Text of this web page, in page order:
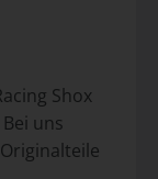
Shox
uns